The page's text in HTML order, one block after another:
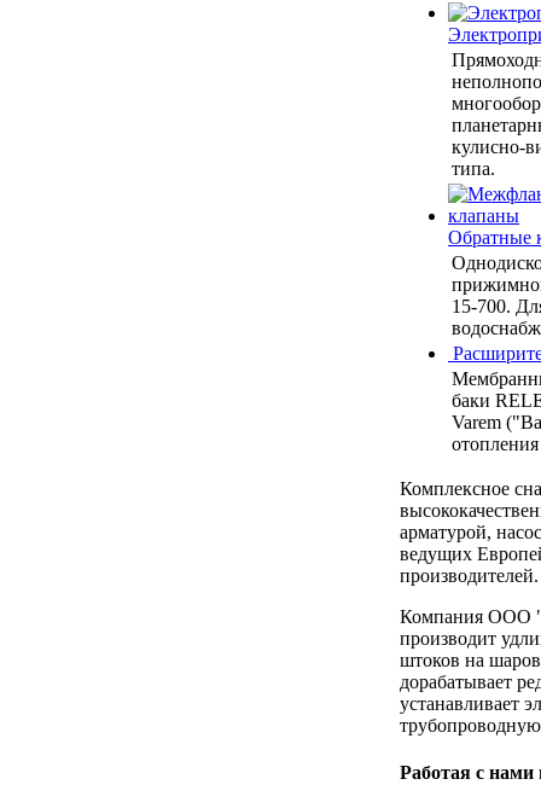
кулисно-
типа.
Обратные
15-700.
баки
Varem
Комплексное
арматурой,
ведущих
производителей.
Компания ООО
производит
штоков на
дорабатывает
устанавливает
Работая с нами